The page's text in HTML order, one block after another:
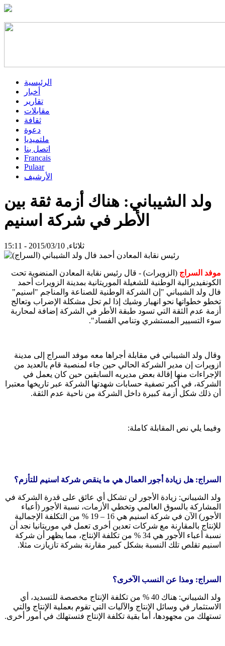
الرئيسية
أخبار
تقارير
مقابلات
ثقافة
دعوة
ملتميديا
اتصل بنا
Francais
Pulaar
الأرشيف
ولد الشيباني: هناك أزمة ثقة بين
الأطر في شركة اسنيم
ثلاثاء, 2015/03/10 - 15:11
موفد السراج (الزويرات) - قال رئيس نقابة المعادن المنضوية تحت
الكونفيديرالية الوطنية للشغيلة الموريتانية بمدينة الزويرات أحمد
فال ولد الشيباني "إن الشركة الوطنية للصناعة والمناجم "اسنيم"
تخطو خطواتها نحو انهيار وشيك إذا لم تحل مشكلة الإضراب وتعالج
أزمة عدم الثقة التي تسود طبقة الأطر في الشركة إضافة لمحاربة
سوء التسيير المستشري وتنامي الفساد".
وقال ولد الشيباني في مقابلة أجراها معه موفد السراج إلى مدينة
ازويرات إن مدير الشركة الحالي حين جاء لمنصبة قام بالعديد من
الإجراءات منها إقالة بعض مديريه السابقين حين كان يعمل في
الشركة، في أكبر تصفية حسابات شهدتها الشركة عبر تاريخها معتبرا
أن ذلك شكل أزمة كبيرة داخل الشركة من ناحية عدم الثقة.
وفيما يلي نص المقابلة كاملة:
السراج: هل زيادة أجور العمال هي ما ينقص شركة اسنيم للتأزم؟
ولد الشيباني: زيادة الأجور لن تشكل أي عائق على قدرة الشركة في
المشاركة بالسوق العالمي وتخطي الأزمات، نسبة الأجور (أعباء
الأجور) الآن في شركة اسنيم هي 16 – 19 % من التكلفة الإجمالية
للإنتاج بالمقارنة مع شركات تعدين أخرى تعمل في موريتانيا نجد أن
نسبة أعباء الأجور هي 34 % من تكلفة الإنتاج، مما يظهر أن شركة
اسنيم تقلص تلك النسبة بشكل كبير مقارنة بشركة تازيازت مثلا.
السراج: ومذا عن النسب الآخرى؟
ولد الشيباني: هناك 40 % من تكلفة الإنتاج مخصصة للتسديد، أي
الاستثمار في وسائل الإنتاج والآليات التي تقوم بعملية الإنتاج والتي
تستهلك من مجهودها، أما بقية تكلفة الإنتاج فتستهلك في أمور أخرى.